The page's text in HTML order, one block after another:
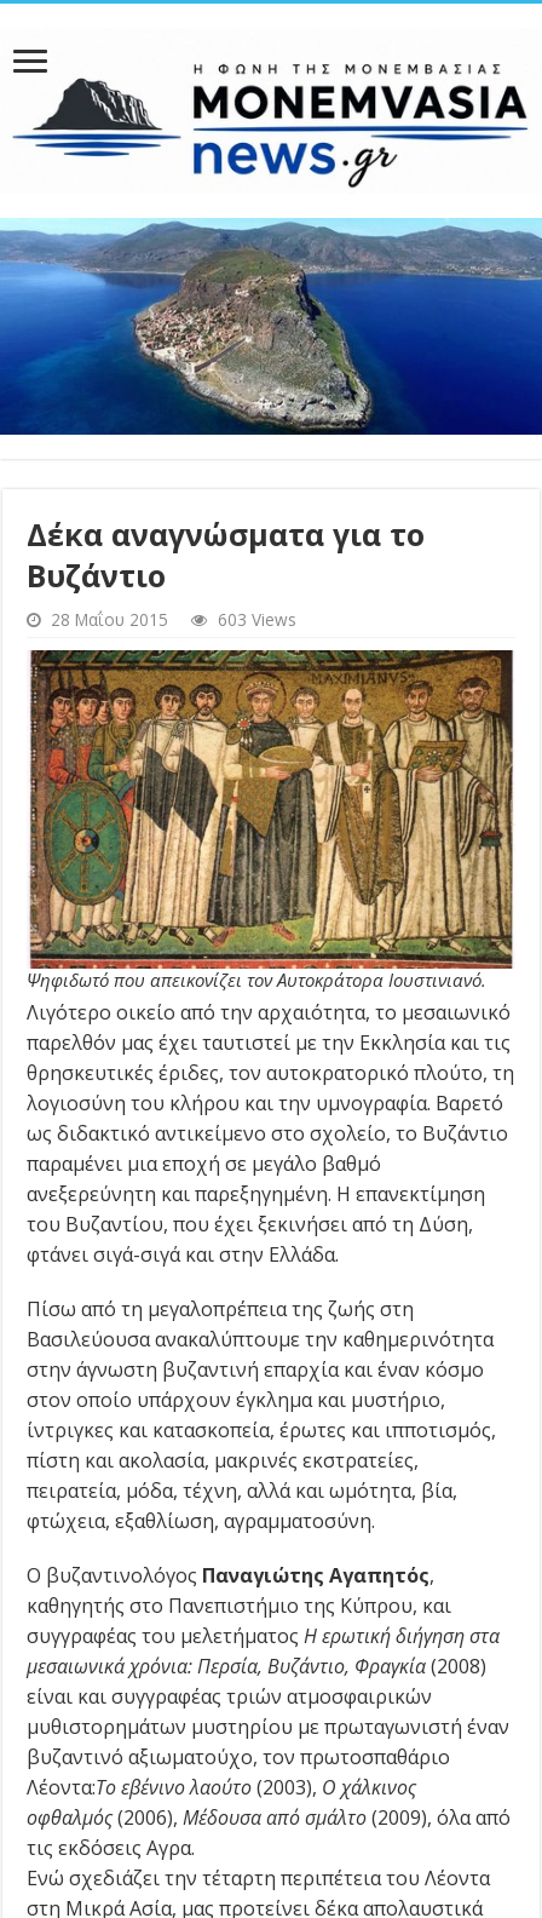
Δέκα αναγνώσματα για το
Βυζάντιο
28 Μαΐου 2015 603 Views
Ψηφιδωτό που απεικονίζει τον Αυτοκράτορα Ιουστινιανό.
Λιγότερο οικείο από την αρχαιότητα, το μεσαιωνικό
παρελθόν μας έχει ταυτιστεί με την Εκκλησία και τις
θρησκευτικές έριδες, τον αυτοκρατορικό πλούτο, τη
λογιοσύνη του κλήρου και την υμνογραφία. Βαρετό
ως διδακτικό αντικείμενο στο σχολείο, το Βυζάντιο
παραμένει μια εποχή σε μεγάλο βαθμό
ανεξερεύνητη και παρεξηγημένη. Η επανεκτίμηση
του Βυζαντίου, που έχει ξεκινήσει από τη Δύση,
φτάνει σιγά-σιγά και στην Ελλάδα.
Πίσω από τη μεγαλοπρέπεια της ζωής στη
Βασιλεύουσα ανακαλύπτουμε την καθημερινότητα
στην άγνωστη βυζαντινή επαρχία και έναν κόσμο
στον οποίο υπάρχουν έγκλημα και μυστήριο,
ίντριγκες και κατασκοπεία, έρωτες και ιπποτισμός,
πίστη και ακολασία, μακρινές εκστρατείες,
πειρατεία, μόδα, τέχνη, αλλά και ωμότητα, βία,
φτώχεια, εξαθλίωση, αγραμματοσύνη.
Ο βυζαντινολόγος Παναγιώτης Αγαπητός,
καθηγητής στο Πανεπιστήμιο της Κύπρου, και
συγγραφέας του μελετήματοςΗ ερωτική διήγηση στα
μεσαιωνικά χρόνια: Περσία, Βυζάντιο, Φραγκία(2008)
είναι και συγγραφέας τριών ατμοσφαιρικών
μυθιστορημάτων μυστηρίου με πρωταγωνιστή έναν
βυζαντινό αξιωματούχο, τον πρωτοσπαθάριο
Λέοντα:Το εβένινο λαούτο(2003), Ο χάλκινος
οφθαλμός(2006),Μέδουσα από σμάλτο(2009), όλα από
τις εκδόσεις Αγρα.
Ενώ σχεδιάζει την τέταρτη περιπέτεια του Λέοντα
στη Μικρά Ασία, μας προτείνει δέκα απολαυστικά